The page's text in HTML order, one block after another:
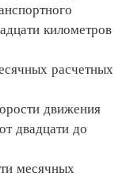
километров
расчетных
движения
двадцати до
месячных